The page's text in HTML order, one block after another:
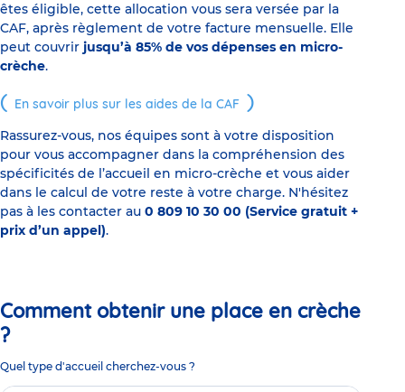
êtes éligible, cette allocation vous sera versée par la
CAF, après règlement de votre facture mensuelle. Elle
peut couvrir jusqu’à 85% de vos dépenses en micro-
crèche.
En savoir plus sur les aides de la CAF
Rassurez-vous, nos équipes sont à votre disposition
pour vous accompagner dans la compréhension des
spécificités de l’accueil en micro-crèche et vous aider
dans le calcul de votre reste à votre charge. N'hésitez
pas à les contacter au 0 809 10 30 00 (Service gratuit +
prix d’un appel).
Comment obtenir une place en crèche
?
Quel type d'accueil cherchez-vous ?